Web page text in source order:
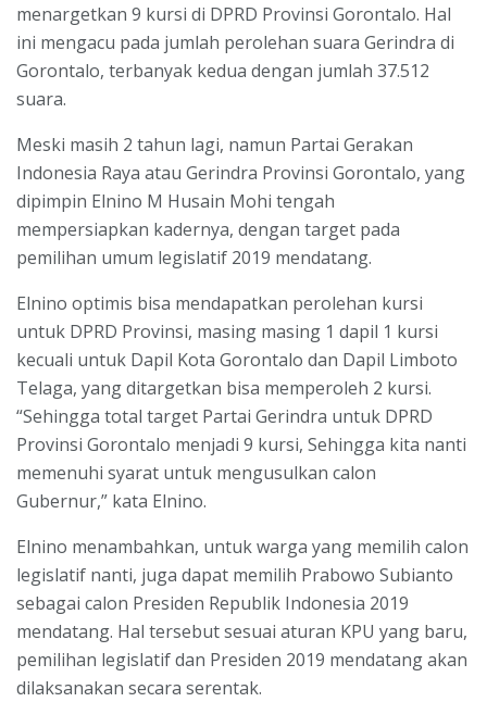
menargetkan 9 kursi di DPRD Provinsi Gorontalo. Hal
ini mengacu pada jumlah perolehan suara Gerindra di
Gorontalo, terbanyak kedua dengan jumlah 37.512
suara.
Meski masih 2 tahun lagi, namun Partai Gerakan
Indonesia Raya atau Gerindra Provinsi Gorontalo, yang
dipimpin Elnino M Husain Mohi tengah
mempersiapkan kadernya, dengan target pada
pemilihan umum legislatif 2019 mendatang.
Elnino optimis bisa mendapatkan perolehan kursi
untuk DPRD Provinsi, masing masing 1 dapil 1 kursi
kecuali untuk Dapil Kota Gorontalo dan Dapil Limboto
Telaga, yang ditargetkan bisa memperoleh 2 kursi.
“Sehingga total target Partai Gerindra untuk DPRD
Provinsi Gorontalo menjadi 9 kursi, Sehingga kita nanti
memenuhi syarat untuk mengusulkan calon
Gubernur,” kata Elnino.
Elnino menambahkan, untuk warga yang memilih calon
legislatif nanti, juga dapat memilih Prabowo Subianto
sebagai calon Presiden Republik Indonesia 2019
mendatang. Hal tersebut sesuai aturan KPU yang baru,
pemilihan legislatif dan Presiden 2019 mendatang akan
dilaksanakan secara serentak.